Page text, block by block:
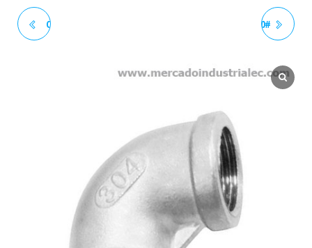
CODO 90° ROSCADO 1-1/4" CODO 90° ROSCADO 2" 150#